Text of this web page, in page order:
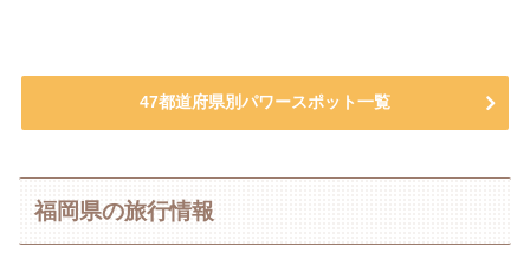
47都道府県別パワースポット一覧
福岡県の旅行情報